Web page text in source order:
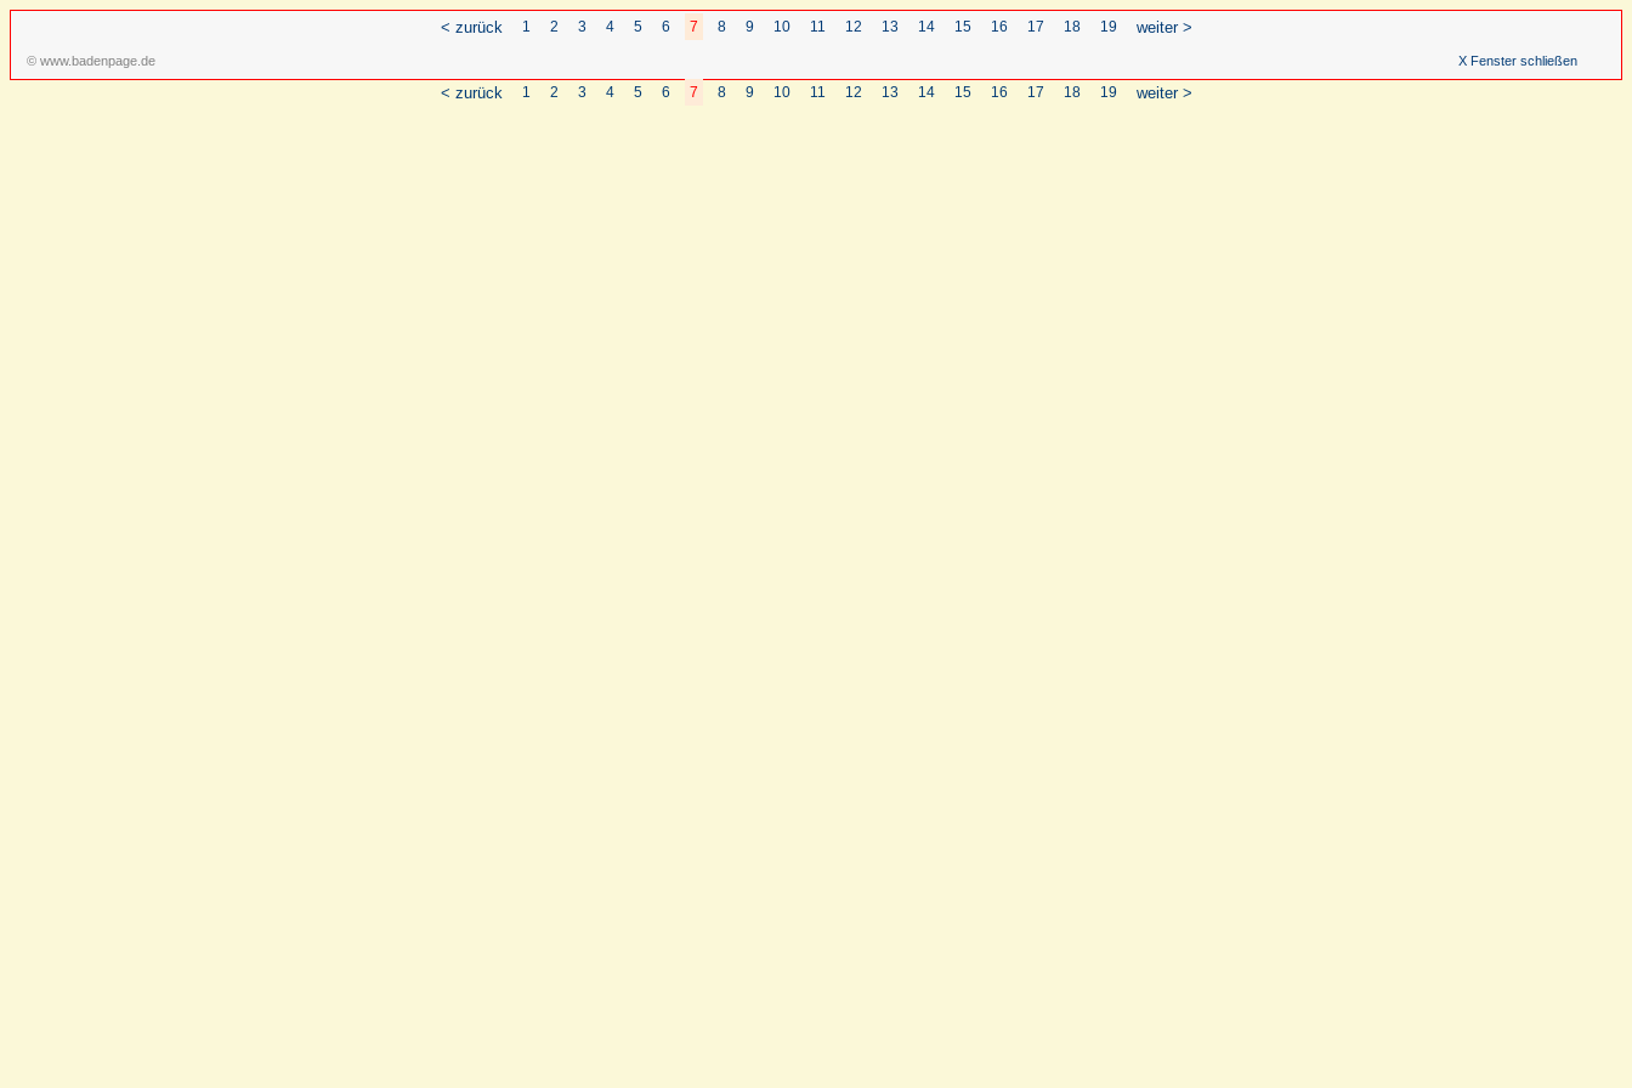
< zurück 1 2 3 4 5 6 7 8 9 10 11 12 13 14 15 16 17 18 19 weiter >
© www.badenpage.de X Fenster schließen
< zurück 1 2 3 4 5 6 7 8 9 10 11 12 13 14 15 16 17 18 19 weiter >